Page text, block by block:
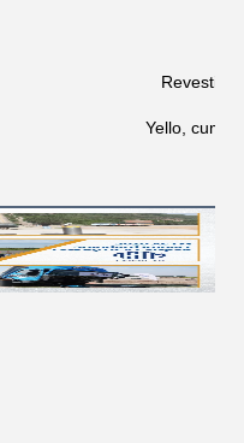
Revestido
Yello,